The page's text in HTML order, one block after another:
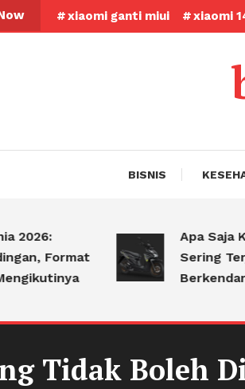
xiaomi ganti miui xiaomi
BISNIS
Format
Apa Saja
Sering
Berkendara?
Tidak Boleh